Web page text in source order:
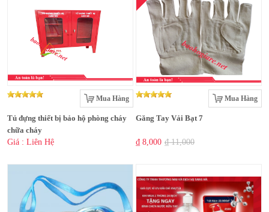
Mua Hàng
Tủ đựng thiết bị bảo hộ phòng cháy
chữa cháy
Giá : Liên Hệ
Mua Hàng
Găng Tay Vải Bạt 7
₫ 8,000 ₫ 11,000